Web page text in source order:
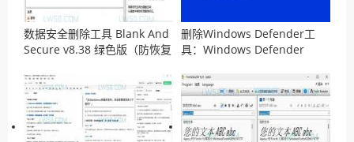
数据安全删除工具 Blank And
Secure v8.38 绿色版（防恢复
删除Windows Defender工
具：Windows Defender